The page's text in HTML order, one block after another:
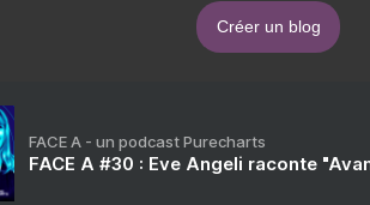
Créer un blog
FACE A - un podcast Purecharts
FACE A #30 : Eve Angeli raconte